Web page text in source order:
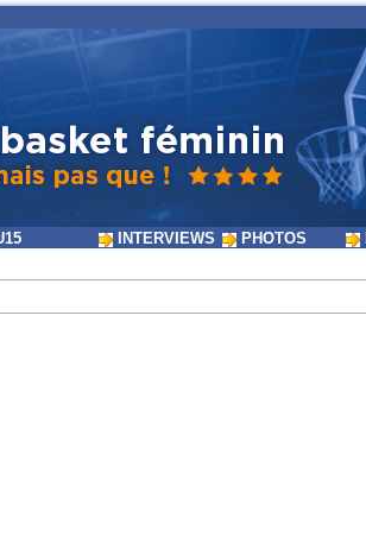
INTERVIEWS PHOTOS